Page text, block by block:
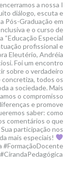
a nossa I
diálogo, escuta e
Pós-Graduação em
e o curso de
“Educação Especial
profissional e
Eleutério, Andréia
Foi um encontro
sobre o verdadeiro
concretiza, todos os
a sociedade. Mais
o compromisso
e promove
saber: como
comentários o que
participação nos
mais especiais!
#FormaçãoDocente
#CirandaPedagógica